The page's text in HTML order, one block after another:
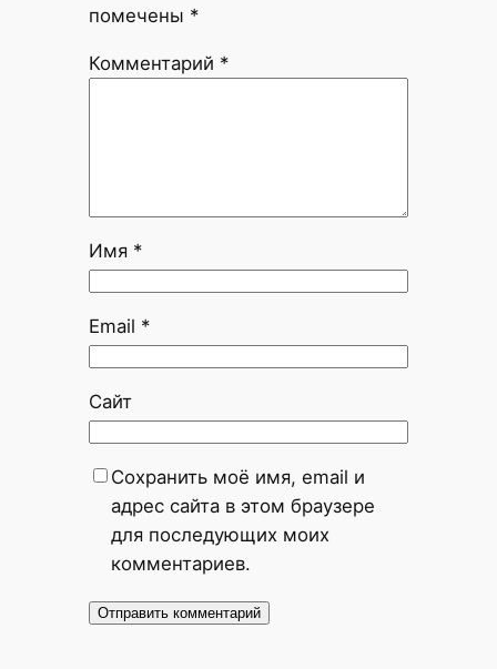
помечены *
Комментарий *
Имя *
Email *
Сайт
Сохранить моё имя, email и
адрес сайта в этом браузере
для последующих моих
комментариев.